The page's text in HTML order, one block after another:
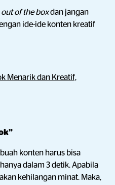
out of the boxdan jangan
ide-ide konten kreatif
Menarik dan Kreatif,
konten harus bisa
dalam 3 detik. Apabila
kehilangan minat. Maka,